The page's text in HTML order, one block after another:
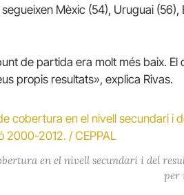
Mèxic (54), Uruguai
de partida era molt més baix. El
propis resultats», explica Rivas.
en el nivell secundari i del
per